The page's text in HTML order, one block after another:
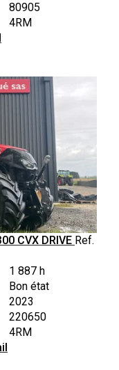
80905
4RM
CVX DRIVE Ref.
1 887 h
Bon état
2023
220650
4RM